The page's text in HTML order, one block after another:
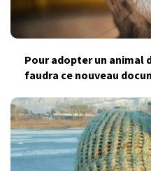
Pour adopter un animal
faudra ce nouveau